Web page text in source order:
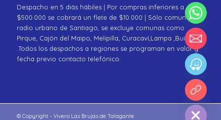
Despacho en 5 diás hábiles | Por compras inferiores a
$500.000 se cobrará un flete de $10.000 | Sólo comunas de
radio urbano de Santiago, se excluye comunas como
Pirque, Cajón del Maipo, Melipilla, Curacaví,Lampa ,Buin
.Todos los despachos a regiones se programan en valor y
fecha previo contacto telefónico.
© Copyright - Vivero Las Brujas de Talagante
Hide
chaty